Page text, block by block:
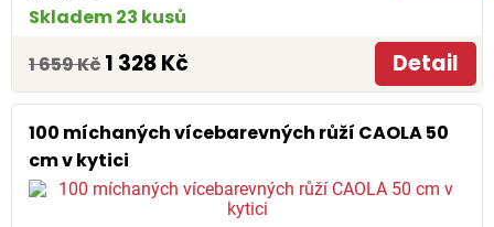
Skladem 23 kusů
1 659 Kč 1 328 Kč Detail
100 míchaných vícebarevných růží CAOLA 50
cm v kytici